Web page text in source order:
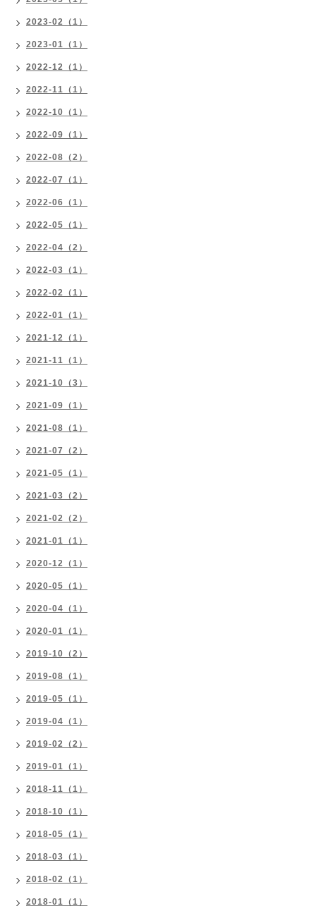
2023-02（1）
2023-01（1）
2022-12（1）
2022-11（1）
2022-10（1）
2022-09（1）
2022-08（2）
2022-07（1）
2022-06（1）
2022-05（1）
2022-04（2）
2022-03（1）
2022-02（1）
2022-01（1）
2021-12（1）
2021-11（1）
2021-10（3）
2021-09（1）
2021-08（1）
2021-07（2）
2021-05（1）
2021-03（2）
2021-02（2）
2021-01（1）
2020-12（1）
2020-05（1）
2020-04（1）
2020-01（1）
2019-10（2）
2019-08（1）
2019-05（1）
2019-04（1）
2019-02（2）
2019-01（1）
2018-11（1）
2018-10（1）
2018-05（1）
2018-03（1）
2018-02（1）
2018-01（1）